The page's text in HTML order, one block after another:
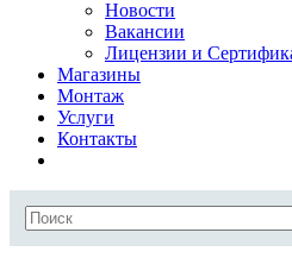
Новости
Вакансии
Лицензии и
Магазины
Монтаж
Услуги
Контакты